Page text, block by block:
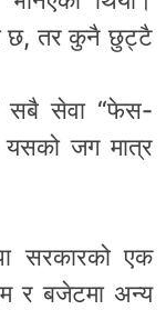
छ, तर कुनै छुट्टै
सेवा “फेस-
जग मात्र
सरकारको एक
र बजेटमा अन्य